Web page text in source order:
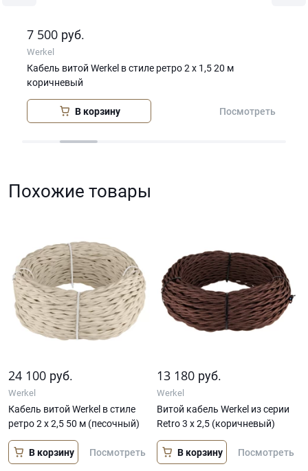
7 500 руб.
Werkel
Кабель витой Werkel в стиле ретро 2 х 1,5 20 м
коричневый
В корзину Посмотреть
Похожие товары
24 100 руб.
Werkel
Кабель витой Werkel в стиле
ретро 2 х 2,5 50 м (песочный)
В корзину Посмотреть
13 180 руб.
Werkel
Витой кабель Werkel из серии
Retro 3 х 2,5 (коричневый)
В корзину Посмотреть